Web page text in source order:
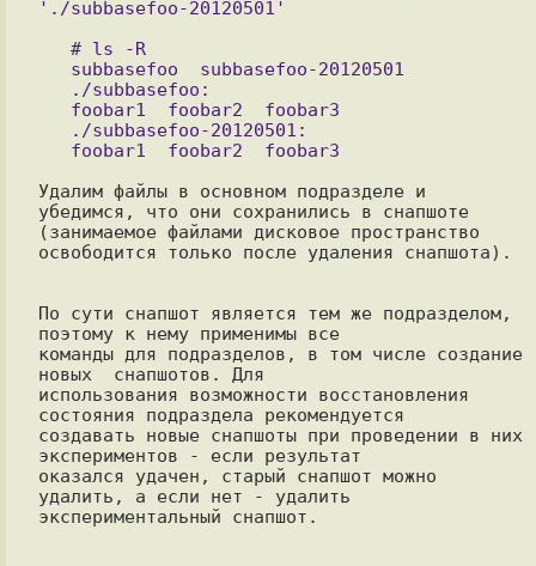
Удалим файлы в основном подразделе и
убедимся, что они сохранились в снапшоте
(занимаемое файлами дисковое пространство
освободится только после удаления снапшота).
По сути снапшот является тем же подразделом,
поэтому к нему применимы все
команды для подразделов, в том числе создание
новых  снапшотов. Для
использования возможности восстановления
состояния подраздела рекомендуется
создавать новые снапшоты при проведении в них
экспериментов - если результат
оказался удачен, старый снапшот можно
удалить, а если нет - удалить
экспериментальный снапшот.